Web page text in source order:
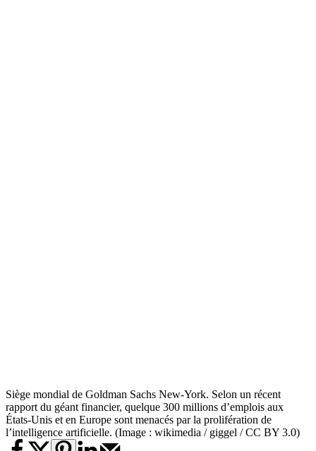
Siège mondial de Goldman Sachs New-York. Selon un récent
rapport du géant financier, quelque 300 millions d’emplois aux
États-Unis et en Europe sont menacés par la prolifération de
l’intelligence artificielle. (Image : wikimedia / giggel / CC BY 3.0)